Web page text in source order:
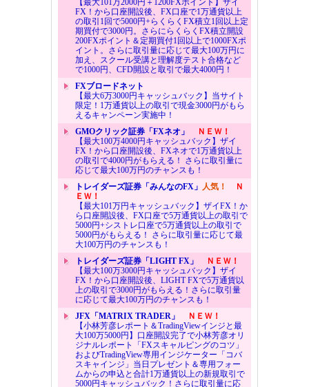
FX！から口座開設後、FX口座で1万通貨以上
の取引1回で5000円+らくらくFX積立1回以上定
期買付で3000円。さらにらくらくFX積立開設
200FXポイント＆定期買付1回以上で1000FXポ
イント。さらに取引量に応じて最大100万円に
加え、スクール受講と理解度テスト合格など
で1000円、CFD開設と取引で最大4000円！
FXブロードネット
【最大6万3000円キャッシュバック】当サイト
限定！1万通貨以上の取引で現金3000円がもら
えるキャンペーン実施中！
GMOクリック証券「FXネオ」
ＮＥＷ！
【最大100万4000円キャッシュバック】ザイ
FX！から口座開設後、FXネオで1万通貨以上
の取引で4000円がもらえる！ さらに取引量に
応じて最大100万円のチャンスも！
トレイダーズ証券「みんなのFX」 人気！
Ｎ
ＥＷ！
【最大101万円キャッシュバック】ザイFX！か
ら口座開設後、FX口座で5万通貨以上の取引で
5000円+シストレ口座で5万通貨以上の取引で
5000円がもらえる！ さらに取引量に応じて最
大100万円のチャンスも！
トレイダーズ証券「LIGHT FX」
ＮＥＷ！
【最大100万3000円キャッシュバック】ザイ
FX！から口座開設後、LIGHT FXで5万通貨以
上の取引で3000円がもらえる！さらに取引量
に応じて最大100万円のチャンスも！
JFX「MATRIX TRADER」
ＮＥＷ！
【小林芳彦レポート＆TradingViewインジと最
大100万5000円】口座開設完了で小林芳彦オリ
ジナルレポート「FXスキャルピングのコツ」
およびTradingView専用インジケーター「コバ
スキャインジ」当日プレゼント＆専用フォー
ムからの申込と合計1万通貨以上の新規取引で
5000円キャッシュバック！さらに取引量に応